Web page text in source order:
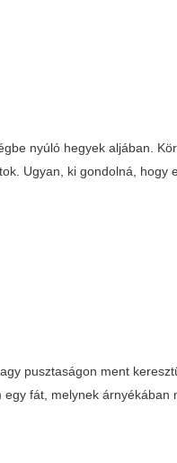
nyúló hegyek aljában.
Ugyan, ki gondolná, hogy
pusztaságon ment
fát, melynek